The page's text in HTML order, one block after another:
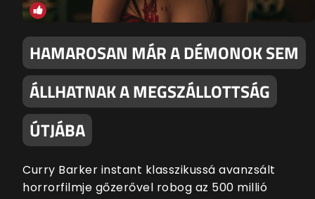
HAMAROSAN MÁR A DÉMONOK SEM
ÁLLHATNAK A MEGSZÁLLOTTSÁG
ÚTJÁBA
Curry Barker instant klasszikussá avanzsált
horrorfilmje gőzerővel robog az 500 millió